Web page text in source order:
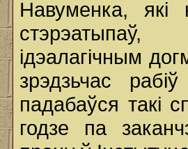
Навуменка, які
ідэалагічным
зрэдзьчас
падабаўся такі
годзе па